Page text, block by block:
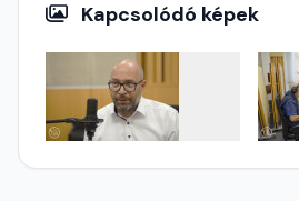
Kapcsolódó képek